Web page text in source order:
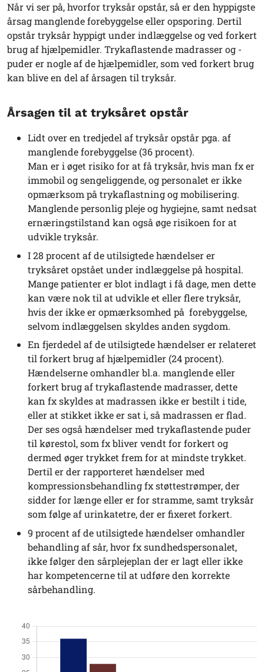
Når vi ser på, hvorfor tryksår opstår, så er den hyppigste
årsag manglende forebyggelse eller opsporing. Dertil
opstår tryksår hyppigt under indlæggelse og ved forkert
brug af hjælpemidler. Trykaflastende madrasser og -
puder er nogle af de hjælpemidler, som ved forkert brug
kan blive en del af årsagen til tryksår.
Årsagen til at tryksåret opstår
Lidt over en tredjedel af tryksår opstår pga. af
manglende forebyggelse (36 procent).
Man er i øget risiko for at få tryksår, hvis man fx er
immobil og sengeliggende, og personalet er ikke
opmærksom på trykaflastning og mobilisering.
Manglende personlig pleje og hygiejne, samt nedsat
ernæringstilstand kan også øge risikoen for at
udvikle tryksår.
I 28 procent af de utilsigtede hændelser er
tryksåret opstået under indlæggelse på hospital.
Mange patienter er blot indlagt i få dage, men dette
kan være nok til at udvikle et eller flere tryksår,
hvis der ikke er opmærksomhed på forebyggelse,
selvom indlæggelsen skyldes anden sygdom.
En fjerdedel af de utilsigtede hændelser er relateret
til forkert brug af hjælpemidler (24 procent).
Hændelserne omhandler bl.a. manglende eller
forkert brug af trykaflastende madrasser, dette
kan fx skyldes at madrassen ikke er bestilt i tide,
eller at stikket ikke er sat i, så madrassen er flad.
Der ses også hændelser med trykaflastende puder
til kørestol, som fx bliver vendt for forkert og
dermed øger trykket frem for at mindste trykket.
Dertil er der rapporteret hændelser med
kompressionsbehandling fx støttestrømper, der
sidder for længe eller er for stramme, samt tryksår
som følge af urinkatetre, der er fixeret forkert.
9 procent af de utilsigtede hændelser omhandler
behandling af sår, hvor fx sundhedspersonalet,
ikke følger den sårplejeplan der er lagt eller ikke
har kompetencerne til at udføre den korrekte
sårbehandling.